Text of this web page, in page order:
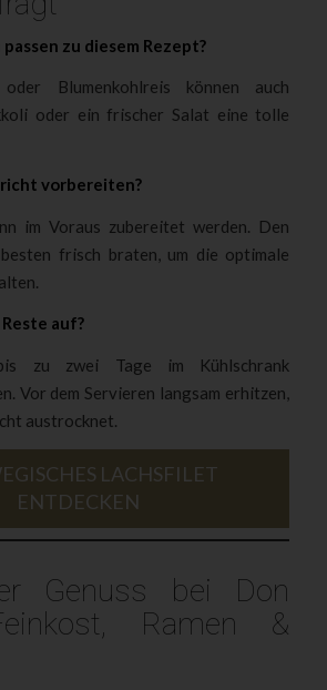
zu diesem Rezept?
Blumenkohlreis können auch
oder ein frischer Salat eine tolle
vorbereiten?
im Voraus zubereitet werden. Den
frisch braten, um die optimale
auf?
zu zwei Tage im Kühlschrank
Vor dem Servieren langsam erhitzen,
austrocknet.
LACHSFILET
ENTDECKEN
Genuss bei Don
Ramen &